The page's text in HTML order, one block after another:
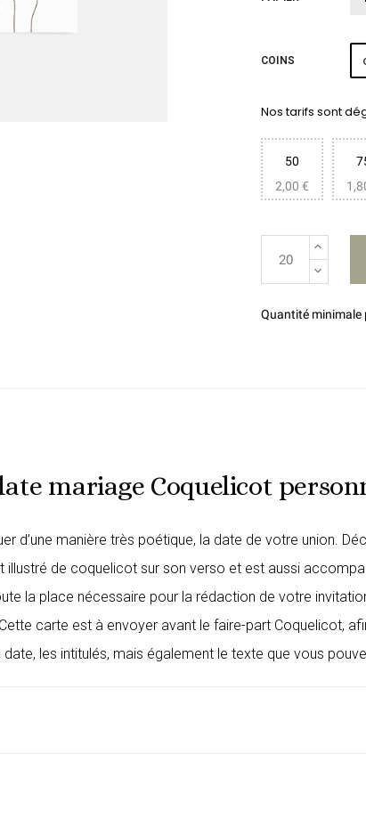
COINS
Nos tarifs sont
50
2,00 €
Quantité minimale
mariage Coquelicot
d’une manière très poétique, la date de votre union.
de coquelicot sur son verso et est aussi
la place nécessaire pour la rédaction de votre
carte est à envoyer avant le faire-part Coquelicot,
les intitulés, mais également le texte que vous